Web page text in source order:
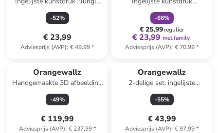
Dreams''
-52%
€ 23,99
Adviesprijs (AVP): € 49,99*
"Blooming Beauty"
-66%
€ 25,99regulier
€ 23,99 met family
Adviesprijs (AVP): € 70,99*
Orangewallz
Handgemaakte 3D afbeelding
"Layers" - (B)50 x (H)70 cm
-49%
€ 119,99
Adviesprijs (AVP): € 237,99*
Orangewallz
2-delige set: ingelijste
kunstdrukken
-55%
€ 43,99
Adviesprijs (AVP): € 97,99*